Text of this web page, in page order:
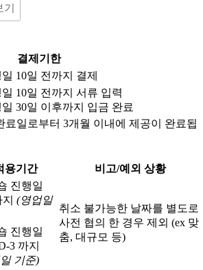
결제기한
10일 전까지 결제
10일 전까지 서류 입력
30일 이후까지 입금 완료
일로부터 3개월 이내에 제공이 완료됩
용기간 비고/예외 상황
진행일
(영업일
취소 불가능한 날짜를 별도로
사전 협의 한 경우 제외 (ex 맞
춤, 대규모 등)
진행일
3 까지
기준)